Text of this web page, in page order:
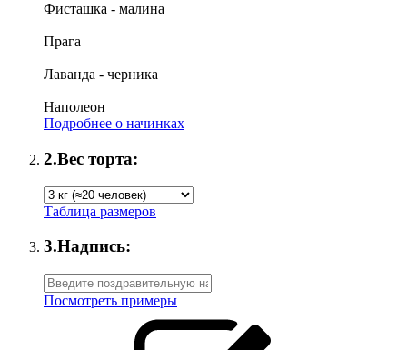
Фисташка - малина
Прага
Лаванда - черника
Наполеон
Подробнее о начинках
2.Вес торта:
Таблица размеров
3.Надпись:
Посмотреть примеры